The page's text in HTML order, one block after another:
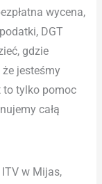
wycena,
DGT
gdzie
jesteśmy
to tylko pomoc
całą
w Mijas,